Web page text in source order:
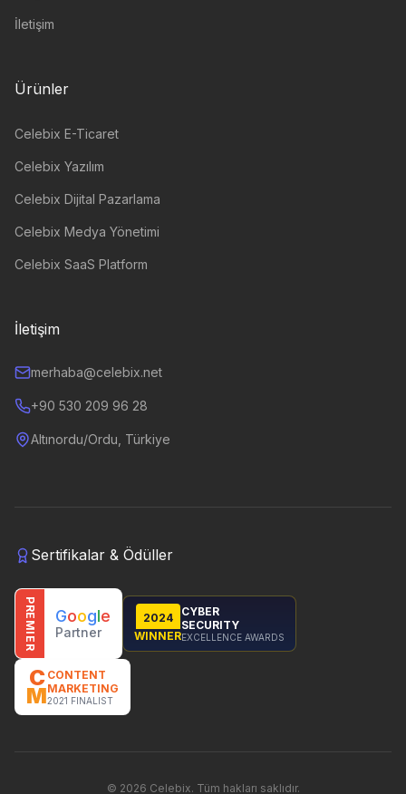
İletişim
Ürünler
Celebix E-Ticaret
Celebix Yazılım
Celebix Dijital Pazarlama
Celebix Medya Yönetimi
Celebix SaaS Platform
İletişim
merhaba@celebix.net
+90 530 209 96 28
Altınordu/Ordu, Türkiye
Sertifikalar & Ödüller
PREMIER Google
Partner
2024
WINNER
CYBER
SECURITY
EXCELLENCE AWARDS
C
M
CONTENT
MARKETING
2021 FINALIST
© 2026 Celebix. Tüm hakları saklıdır.